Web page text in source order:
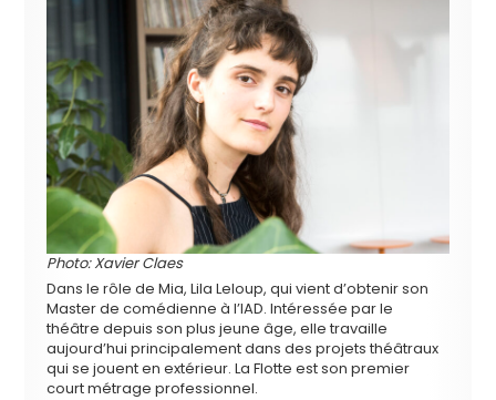
Photo: Xavier Claes
Dans le rôle de Mia, Lila Leloup, qui vient d’obtenir son
Master de comédienne à l’IAD. Intéressée par le
théâtre depuis son plus jeune âge, elle travaille
aujourd’hui principalement dans des projets théâtraux
qui se jouent en extérieur. La Flotte est son premier
court métrage professionnel.